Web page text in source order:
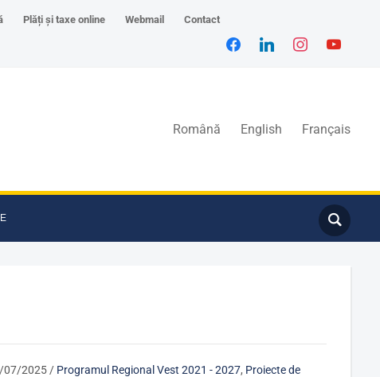
Plăți și taxe online Webmail Contact
Română English Français
07/2025 / Programul Regional Vest 2021 - 2027, Proiecte de